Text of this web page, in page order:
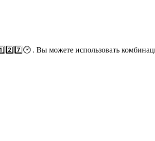
. Вы можете использовать